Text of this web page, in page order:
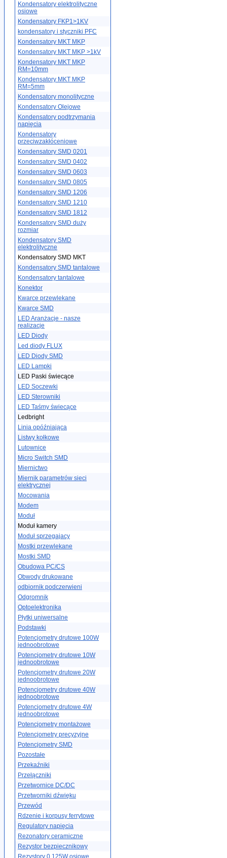
Kondensatory elektrolityczne
osiowe
Kondensatory FKP1>1KV
kondensatory i styczniki PFC
Kondensatory MKT MKP
Kondensatory MKT MKP >1kV
Kondensatory MKT MKP
RM=10mm
Kondensatory MKT MKP
RM=5mm
Kondensatory monolityczne
Kondensatory Olejowe
Kondensatory podtrzymania
napięcia
Kondensatory
przeciwzakłóceniowe
Kondensatory SMD 0201
Kondensatory SMD 0402
Kondensatory SMD 0603
Kondensatory SMD 0805
Kondensatory SMD 1206
Kondensatory SMD 1210
Kondensatory SMD 1812
Kondensatory SMD duży
rozmiar
Kondensatory SMD
elektrolityczne
Kondensatory SMD MKT
Kondensatory SMD tantalowe
Kondensatory tantalowe
Konektor
Kwarce przewlekane
Kwarce SMD
LED Aranżacje - nasze
realizacje
LED Diody
Led diody FLUX
LED Diody SMD
LED Lampki
LED Paski świecące
LED Soczewki
LED Sterowniki
LED Taśmy świecące
Ledbright
Linia opóźniająca
Listwy kołkowe
Lutownice
Micro Switch SMD
Miernictwo
Miernik parametrów sieci
elektrycznej
Mocowania
Modem
Moduł
Moduł kamery
Moduł sprzegajacy
Mostki przewlekane
Mostki SMD
Obudowa PC/CS
Obwody drukowane
odbiornik podczerwieni
Odgromnik
Optoelektronika
Płytki uniwersalne
Podstawki
Potencjometry drutowe 100W
jednoobrotowe
Potencjometry drutowe 10W
jednoobrotowe
Potencjometry drutowe 20W
jednoobrotowe
Potencjometry drutowe 40W
jednoobrotowe
Potencjometry drutowe 4W
jednoobrotowe
Potencjometry montażowe
Potencjometry precyzyjne
Potencjometry SMD
Pozostałe
Przekaźniki
Przełączniki
Przetwornice DC/DC
Przetworniki dźwięku
Przewód
Rdzenie i korpusy ferrytowe
Regulatory napięcia
Rezonatory ceramiczne
Rezystor bezpiecznikowy
Rezystory 0.125W osiowe